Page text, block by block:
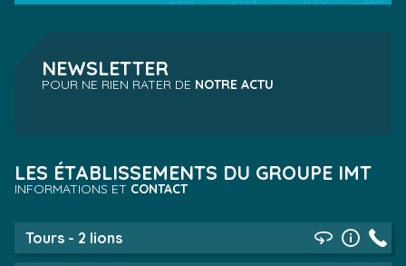
NEWSLETTER
POUR NE RIEN RATER DE NOTRE ACTU
LES ÉTABLISSEMENTS DU GROUPE IMT
INFORMATIONS ET CONTACT
Tours - 2 lions